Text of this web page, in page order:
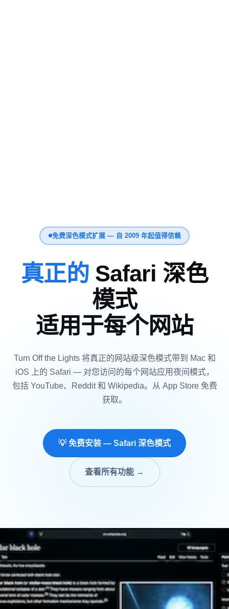
免费深色模式扩展 — 自 2009 年起值得信赖
真正的Safari 深色
模式
适用于每个网站
Turn Off the Lights 将真正的网站级深色模式带到 Mac 和
iOS 上的 Safari — 对您访问的每个网站应用夜间模式，
包括 YouTube、Reddit 和 Wikipedia。从 App Store 免费
获取。
💡 免费安装 — Safari 深色模式
查看所有功能 →